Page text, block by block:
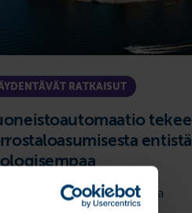
RATKAISUT
tekee
entistä
uudella tasolla